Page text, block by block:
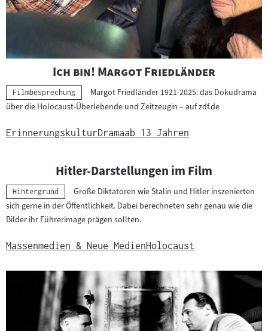
"
Ich bin! Margot Friedländer
Kategorie:
Filmbesprechung
Margot Friedländer 1921-2025: das Dokudrama
über die Holocaust-Überlebende und Zeitzeugin – auf zdf.de
ErinnerungskulturDramaab 13 Jahren
Hitler-Darstellungen im Film
Kategorie:
Hintergrund
Große Diktatoren wie Stalin und Hitler inszenierten
sich gerne in der Öffentlichkeit. Dabei berechneten sehr genau wie die
Bilder ihr Führerimage prägen sollten.
Massenmedien & Neue MedienHolocaust